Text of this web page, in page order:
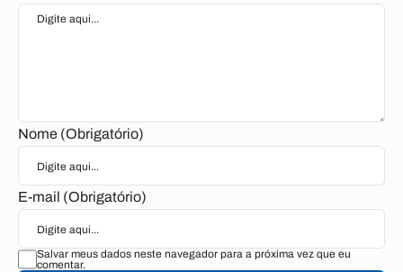
Nome (Obrigatório)
E-mail (Obrigatório)
Salvar meus dados neste navegador para a próxima vez que eu
comentar.